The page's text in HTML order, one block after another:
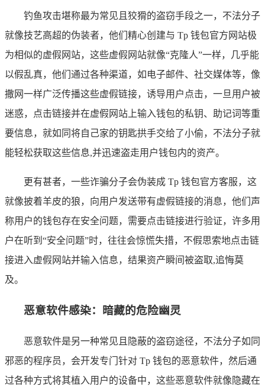
钓鱼攻击堪称最为常见且狡猾的盗窃手段之一，不法分子
就像技艺高超的伪装者，他们精心创建与 Tp 钱包官方网站极
为相似的虚假网站，这些虚假网站就像“克隆人”一样，几乎能
以假乱真，他们通过各种渠道，如电子邮件、社交媒体等，像
撒网一样广泛传播这些虚假链接，诱导用户点击，一旦用户被
迷惑，点击链接并在虚假网站上输入钱包的私钥、助记词等重
要信息，就如同将自己家的钥匙拱手交给了小偷，不法分子就
能轻松获取这些信息,并迅速盗走用户钱包内的资产。
更有甚者，一些诈骗分子会伪装成 Tp 钱包官方客服，这
就像披着羊皮的狼，向用户发送带有虚假链接的消息，他们声
称用户的钱包存在安全问题，需要点击链接进行验证，许多用
户在听到“安全问题”时，往往会惊慌失措，不假思索地点击链
接进入虚假网站并输入信息，结果资产瞬间被盗取,追悔莫
及。
恶意软件感染：暗藏的危险幽灵
恶意软件是另一种常见且隐蔽的盗窃途径，不法分子如同
邪恶的程序员，会开发专门针对 Tp 钱包的恶意软件，然后通
过各种方式将其植入用户的设备中，这些恶意软件就像隐藏在